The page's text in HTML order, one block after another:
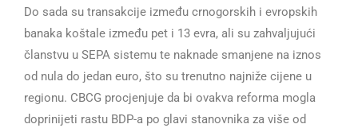
Do sada su transakcije između crnogorskih i evropskih
banaka koštale između pet i 13 evra, ali su zahvaljujući
članstvu u SEPA sistemu te naknade smanjene na iznos
od nula do jedan euro, što su trenutno najniže cijene u
regionu. CBCG procjenjuje da bi ovakva reforma mogla
doprinijeti rastu BDP-a po glavi stanovnika za više od